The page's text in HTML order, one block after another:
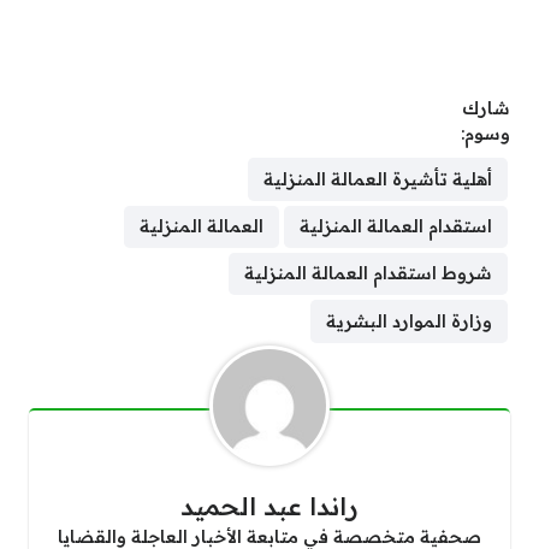
شارك
وسوم:
أهلية تأشيرة العمالة المنزلية
استقدام العمالة المنزلية العمالة المنزلية
شروط استقدام العمالة المنزلية
وزارة الموارد البشرية
راندا عبد الحميد
صحفية متخصصة في متابعة الأخبار العاجلة والقضايا